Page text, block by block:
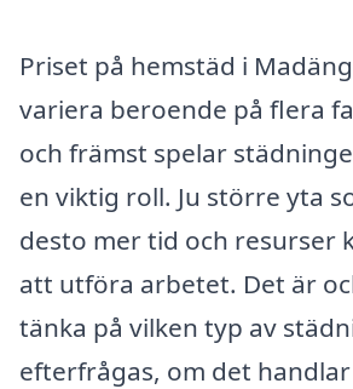
Priset på hemstäd i
variera beroende på flera
och främst spelar
en viktig roll. Ju större yta
desto mer tid och resurser
att utföra arbetet. Det är
tänka på vilken typ av
efterfrågas, om det